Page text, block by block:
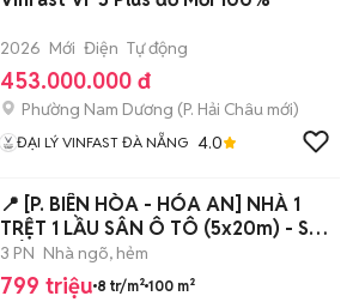
2026 Mới Điện Tự động
453.000.000 đ
Phường Nam Dương (P. Hải Châu mới)
ĐẠI LÝ VINFAST ĐÀ NẴNG 4.0
📍 [P. BIÊN HÒA - HÓA AN] NHÀ 1
TRỆT 1 LẦU SÂN Ô TÔ (5x20m) - SỔ
RIÊNG
3 PN Nhà ngõ, hẻm
799 triệu 8 tr/m² 100 m²